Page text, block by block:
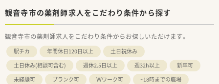
観音寺市の薬剤師求人をこだわり条件から探す
観音寺市の薬剤師求人をこだわり条件からお探しいただけます。
駅チカ 年間休日120日以上
土日祝休み
土日休み(相談可含む)
週休2.5日以上 週32h以上
新卒可
未経験可
ブランク可 Ｗワーク可
~18時までの職場